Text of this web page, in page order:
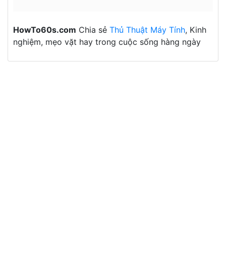
HowTo60s.com Chia sẻ Thủ Thuật Máy Tính, Kinh
nghiệm, mẹo vặt hay trong cuộc sống hàng ngày